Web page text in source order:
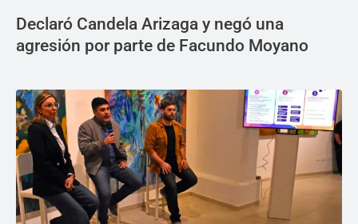
Declaró Candela Arizaga y negó una
agresión por parte de Facundo Moyano